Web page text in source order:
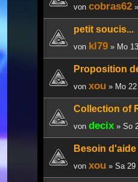
von cobras62
petit soucis...
von kl79 » Mo
Proposition
von xou » Mo
Collection of
von decix » So
Besoin
von xou » Sa 29